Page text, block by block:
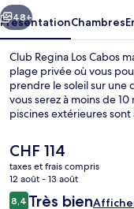
managed
by
Accor
Suivant
48+
PrésentationChambres
Club Regina Los Cabos
plage privée où vous
prendre le soleil sur une
vous serez à moins de
piscines extérieures
pourront profiter des
pédicure proposés.
sert des spécialités
pour le petit déjeuner et
de cet hébergement
Le
prix
actuel
est
de
CHF 114
taxes et frais compris
12 août - 13 août
Avis
8,48,4 sur 10
Très bien